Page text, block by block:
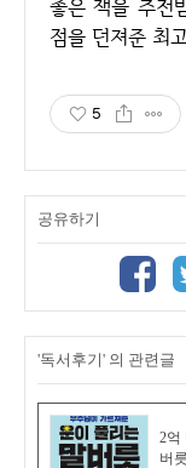
좋은 책을 추천
점을 던져준 최
5
공유하기
'독서후기' 의 관련글
2억
버